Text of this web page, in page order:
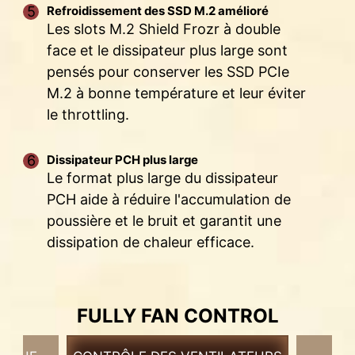
Refroidissement des SSD M.2 amélioré
Les slots M.2 Shield Frozr à double
face et le dissipateur plus large sont
pensés pour conserver les SSD PCIe
M.2 à bonne température et leur éviter
le throttling.
Dissipateur PCH plus large
Le format plus large du dissipateur
PCH aide à réduire l'accumulation de
poussière et le bruit et garantit une
dissipation de chaleur efficace.
FULLY FAN CONTROL
imprimé a été optimisé pour la prise en charge
d'une plus large bande passante et de
transferts de données plus rapides. Cette
optimisation du design assure également une
amélioration de la fiabilité des transmissions.
* The image above is an illustrative reference. Please
refer to specification pages for more details.
TERRE DES PHASES
D'ALIMENTATION